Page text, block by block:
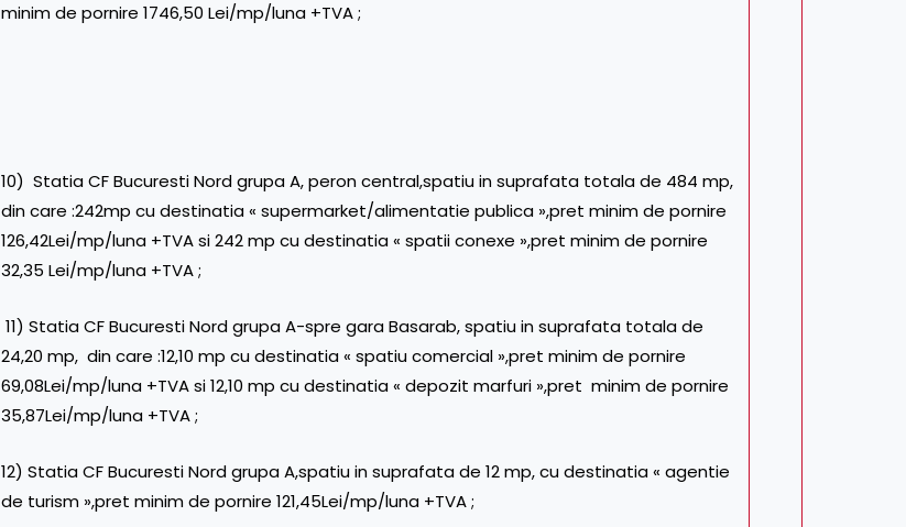
minim de pornire 1746,50 Lei/mp/luna +TVA ;
10) Statia CF Bucuresti Nord grupa A, peron central,spatiu in suprafata totala de 484 mp,
din care :242mp cu destinatia « supermarket/alimentatie publica »,pret minim de pornire
126,42Lei/mp/luna +TVA si 242 mp cu destinatia « spatii conexe »,pret minim de pornire
32,35 Lei/mp/luna +TVA ;
11) Statia CF Bucuresti Nord grupa A-spre gara Basarab, spatiu in suprafata totala de
24,20 mp, din care :12,10 mp cu destinatia « spatiu comercial »,pret minim de pornire
69,08Lei/mp/luna +TVA si 12,10 mp cu destinatia « depozit marfuri »,pret minim de pornire
35,87Lei/mp/luna +TVA ;
12) Statia CF Bucuresti Nord grupa A,spatiu in suprafata de 12 mp, cu destinatia « agentie
de turism »,pret minim de pornire 121,45Lei/mp/luna +TVA ;